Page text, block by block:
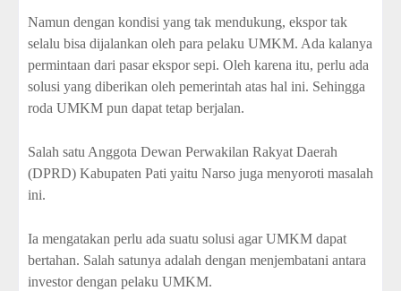
Namun dengan kondisi yang tak mendukung, ekspor tak
selalu bisa dijalankan oleh para pelaku UMKM. Ada kalanya
permintaan dari pasar ekspor sepi. Oleh karena itu, perlu ada
solusi yang diberikan oleh pemerintah atas hal ini. Sehingga
roda UMKM pun dapat tetap berjalan.
Salah satu Anggota Dewan Perwakilan Rakyat Daerah
(DPRD) Kabupaten Pati yaitu Narso juga menyoroti masalah
ini.
Ia mengatakan perlu ada suatu solusi agar UMKM dapat
bertahan. Salah satunya adalah dengan menjembatani antara
investor dengan pelaku UMKM.